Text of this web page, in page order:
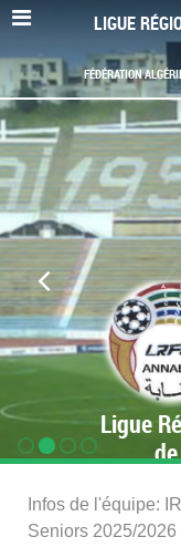
LIGUE
Ligue
Infos de l'équipe:
Seniors 2025/2026